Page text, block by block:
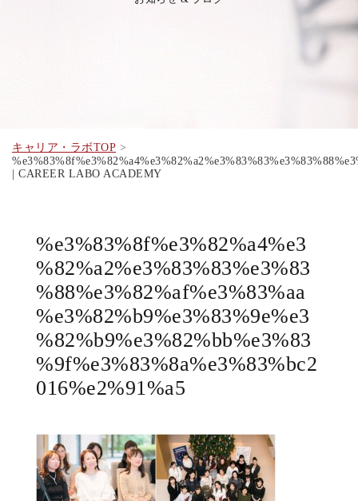
キャリア・ラボTOP
| CAREER LABO ACADEMY
%e3%83%8f%e3%82%a4%e3
%82%a2%e3%83%83%e3%83
%88%e3%82%af%e3%83%aa
%e3%82%b9%e3%83%9e%e3
%82%b9%e3%82%bb%e3%83
%9f%e3%83%8a%e3%83%bc2
016%e2%91%a5